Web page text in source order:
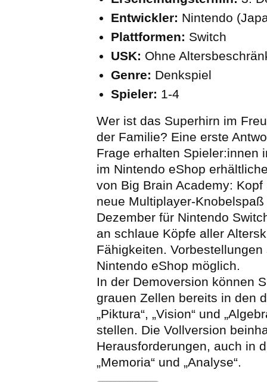
Entwickler: Nintendo
Plattformen: Switch
USK: Ohne
Genre: Denkspiel
Spieler: 1-4
Wer ist das Superhirn im
der Familie? Eine erste
Frage erhalten Spieler:innen
im Nintendo eShop
von Big Brain Academy: Kopf
neue Multiplayer-
Dezember für Nintendo
an schlaue Köpfe aller
Fähigkeiten.
Nintendo eShop möglich.
In der Demoversion können
grauen Zellen bereits in den
„Piktura“, „Vision“ und
stellen. Die Vollversion
Herausforderungen, auch in
„Memoria“ und „Analyse“.